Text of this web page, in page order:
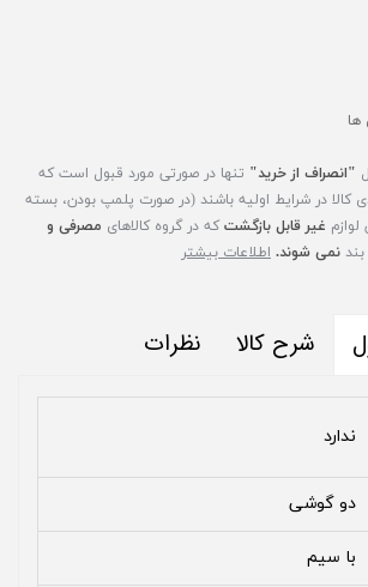
ها
"انصراف از خرید" تنها در صورتی مورد قبول است که
کالا در شرایط اولیه باشند (در صورت پلمپ بودن، بسته
غیر قابل بازگشت که در گروه کالاهای مصرفی و
نمی شوند. اطلاعات بیشتر
شرح کالا نظرات
ندارد
دو گوشی
با سیم